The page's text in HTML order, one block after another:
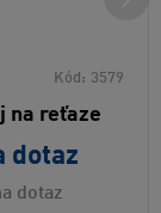
Kód: 3579
na reťaze
dotaz
dotaz